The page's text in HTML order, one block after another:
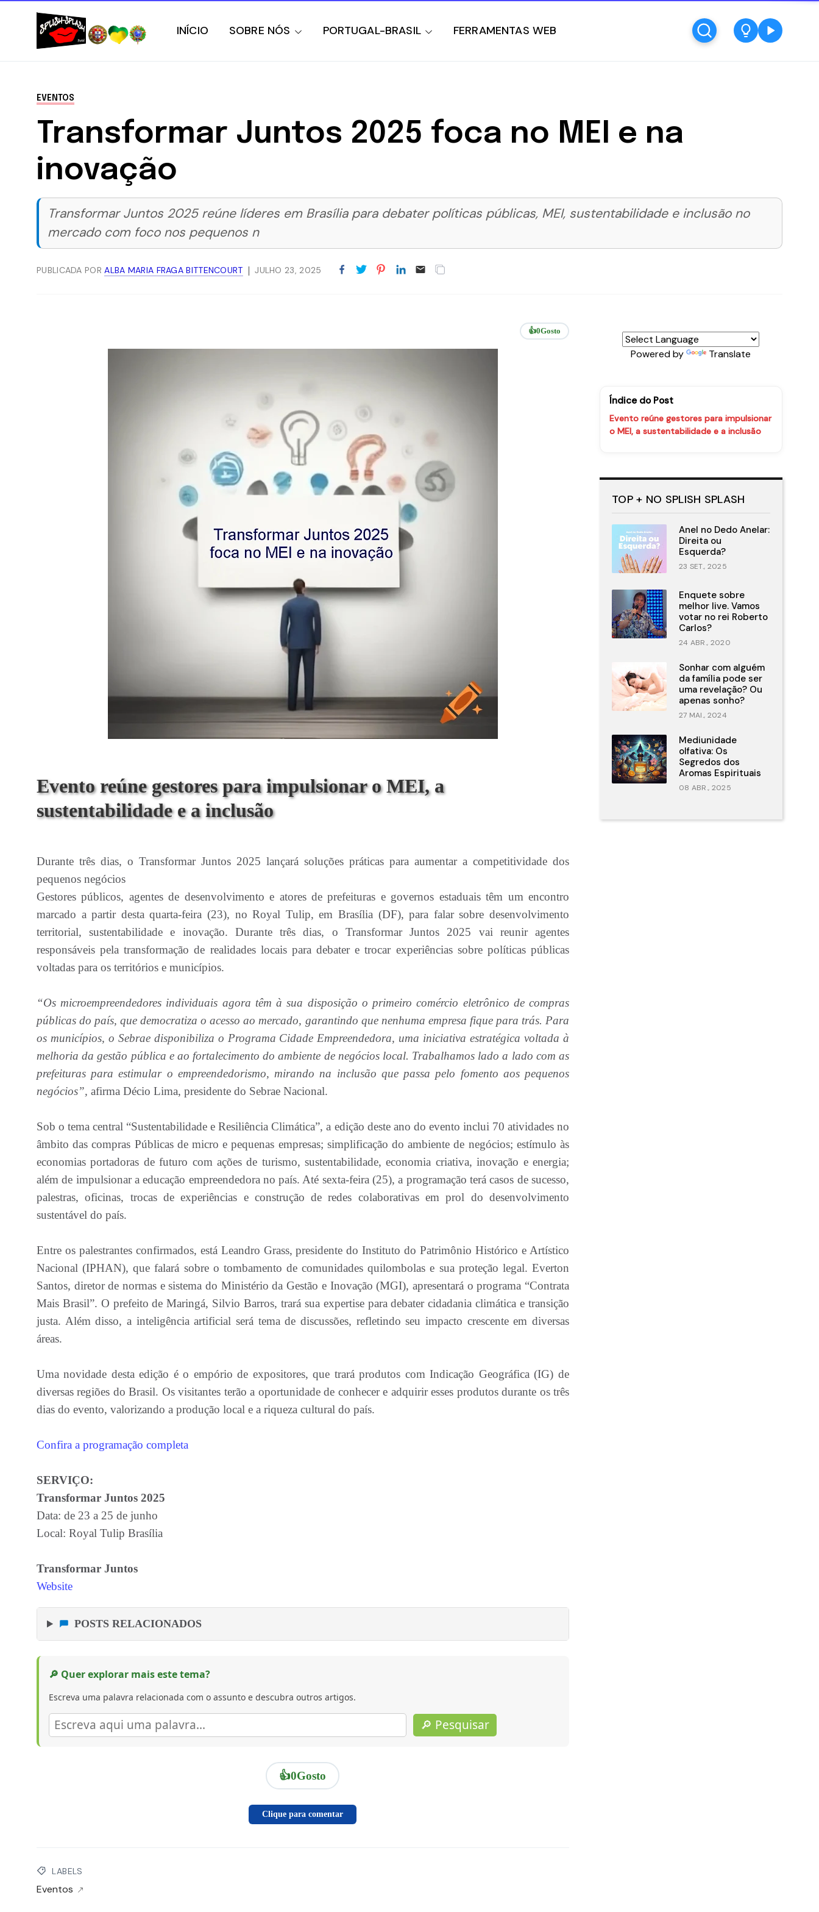
INÍCIO SOBRE NÓS PORTUGAL-BRASIL FERRAMENTAS WEB
EVENTOS
Transformar Juntos 2025 foca no MEI e na
inovação
Transformar Juntos 2025 reúne líderes em Brasília para debater políticas públicas, MEI, sustentabilidade e inclusão no
mercado com foco nos pequenos n
PUBLICADA PORALBA MARIA FRAGA BITTENCOURT JULHO 23, 2025
👍0Gosto
Evento reúne gestores para impulsionar o MEI, a
sustentabilidade e a inclusão
Durante três dias, o Transformar Juntos 2025 lançará soluções práticas para aumentar a competitividade dos
pequenos negócios
Gestores públicos, agentes de desenvolvimento e atores de prefeituras e governos estaduais têm um encontro
marcado a partir desta quarta-feira (23), no Royal Tulip, em Brasília (DF), para falar sobre desenvolvimento
territorial, sustentabilidade e inovação. Durante três dias, o Transformar Juntos 2025 vai reunir agentes
responsáveis pela transformação de realidades locais para debater e trocar experiências sobre políticas públicas
voltadas para os territórios e municípios.
“Os microempreendedores individuais agora têm à sua disposição o primeiro comércio eletrônico de compras
públicas do país, que democratiza o acesso ao mercado, garantindo que nenhuma empresa fique para trás. Para
os municípios, o Sebrae disponibiliza o Programa Cidade Empreendedora, uma iniciativa estratégica voltada à
melhoria da gestão pública e ao fortalecimento do ambiente de negócios local. Trabalhamos lado a lado com as
prefeituras para estimular o empreendedorismo, mirando na inclusão que passa pelo fomento aos pequenos
negócios”, afirma Décio Lima, presidente do Sebrae Nacional.
Sob o tema central “Sustentabilidade e Resiliência Climática”, a edição deste ano do evento inclui 70 atividades no
âmbito das compras Públicas de micro e pequenas empresas; simplificação do ambiente de negócios; estímulo às
economias portadoras de futuro com ações de turismo, sustentabilidade, economia criativa, inovação e energia;
além de impulsionar a educação empreendedora no país. Até sexta-feira (25), a programação terá casos de sucesso,
palestras, oficinas, trocas de experiências e construção de redes colaborativas em prol do desenvolvimento
sustentável do país.
Entre os palestrantes confirmados, está Leandro Grass, presidente do Instituto do Patrimônio Histórico e Artístico
Nacional (IPHAN), que falará sobre o tombamento de comunidades quilombolas e sua proteção legal. Everton
Santos, diretor de normas e sistema do Ministério da Gestão e Inovação (MGI), apresentará o programa “Contrata
Mais Brasil”. O prefeito de Maringá, Silvio Barros, trará sua expertise para debater cidadania climática e transição
justa. Além disso, a inteligência artificial será tema de discussões, refletindo seu impacto crescente em diversas
áreas.
Uma novidade desta edição é o empório de expositores, que trará produtos com Indicação Geográfica (IG) de
diversas regiões do Brasil. Os visitantes terão a oportunidade de conhecer e adquirir esses produtos durante os três
dias do evento, valorizando a produção local e a riqueza cultural do país.
Confira a programação completa
SERVIÇO:
Transformar Juntos 2025
Data: de 23 a 25 de junho
Local: Royal Tulip Brasília
Transformar Juntos
Website
POSTS RELACIONADOS
🔎 Quer explorar mais este tema?
Escreva uma palavra relacionada com o assunto e descubra outros artigos.
🔎 Pesquisar
👍0Gosto
Clique para comentar
LABELS
Eventos
Powered by Translate
Índice do Post
Evento reúne gestores para impulsionar
o MEI, a sustentabilidade e a inclusão
TOP + NO SPLISH SPLASH
Anel no Dedo Anelar:
Direita ou
Esquerda?
23 SET., 2025
Enquete sobre
melhor live. Vamos
votar no rei Roberto
Carlos?
24 ABR., 2020
Sonhar com alguém
da família pode ser
uma revelação? Ou
apenas sonho?
27 MAI., 2024
Mediunidade
olfativa: Os
Segredos dos
Aromas Espirituais
08 ABR., 2025